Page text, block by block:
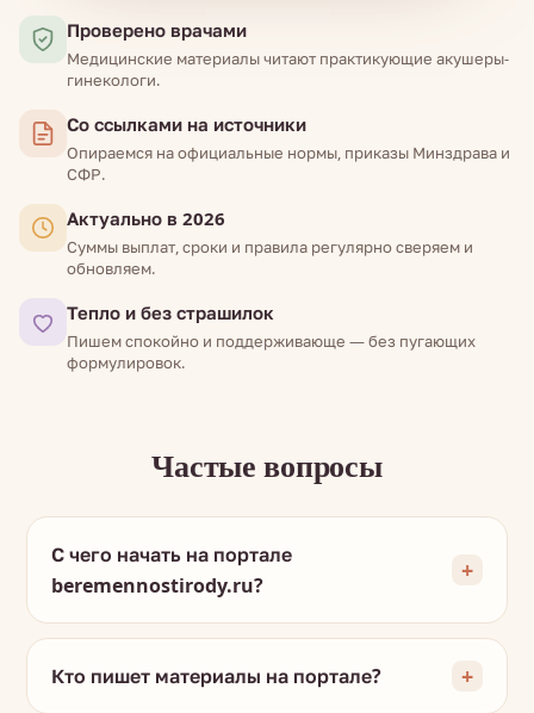
Проверено врачами
Медицинские материалы читают практикующие акушеры-
гинекологи.
Со ссылками на источники
Опираемся на официальные нормы, приказы Минздрава и
СФР.
Актуально в 2026
Суммы выплат, сроки и правила регулярно сверяем и
обновляем.
Тепло и без страшилок
Пишем спокойно и поддерживающе — без пугающих
формулировок.
Частые вопросы
С чего начать на портале
beremennostirody.ru?
Кто пишет материалы на портале?